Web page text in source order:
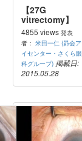
【27G
vitrectomy】
PDR（NVG、
TLE後）
4855 views 発表
者：米田一仁 (昴会ア
イセンター・さくら眼
科グループ) 掲載日:
2015.05.28